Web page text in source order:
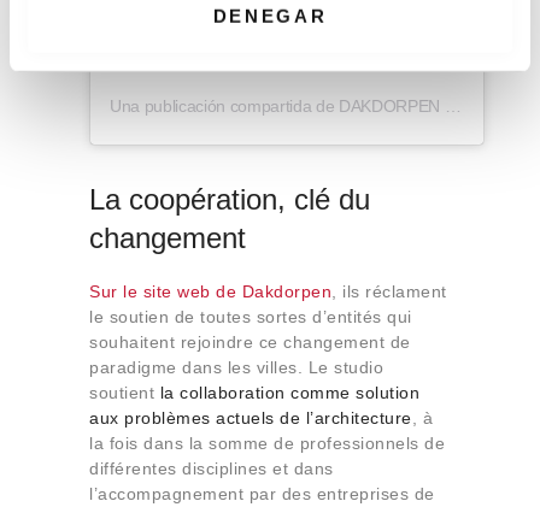
i
DENEGAR
La coopération, clé du
changement
Sur le site web de Dakdorpen , ils réclament
le soutien de toutes sortes d’entités qui
souhaitent rejoindre ce changement de
paradigme dans les villes. Le studio
soutient la collaboration comme solution
aux problèmes actuels de l’architecture , à
la fois dans la somme de professionnels de
différentes disciplines et dans
l’accompagnement par des entreprises de